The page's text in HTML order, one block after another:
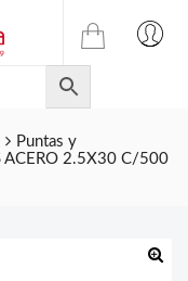
TIENDA
ONLINE
DE
JULIAN
CELDA
Puntas y
ACERO 2.5X30 C/500